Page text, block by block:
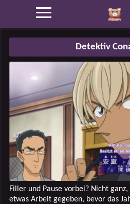
Detektiv
Filler und Pause vorbei? Nicht
etwas Arbeit gegeben, bevor das